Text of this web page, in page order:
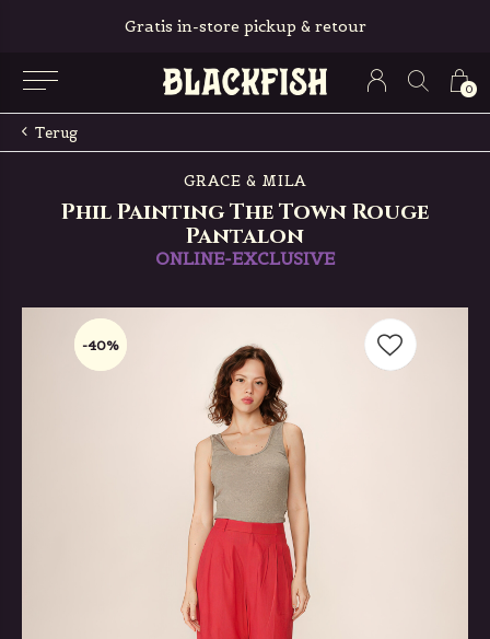
0
Gratis in-store pickup & retour
Terug
GRACE & MILA
Phil Painting The Town Rouge
Pantalon
ONLINE-EXCLUSIVE
-40%
-40%